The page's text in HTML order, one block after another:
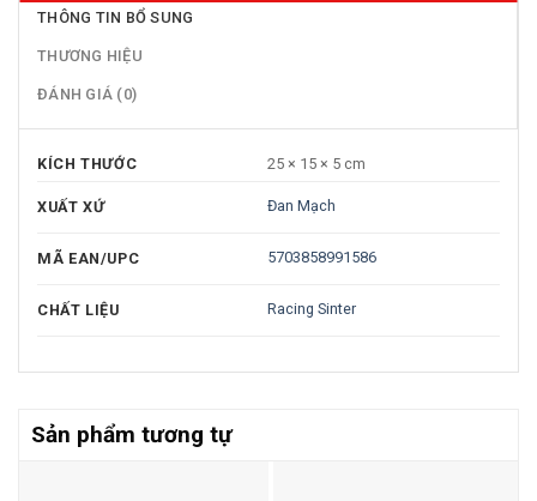
THÔNG TIN BỔ SUNG
THƯƠNG HIỆU
ĐÁNH GIÁ (0)
KÍCH THƯỚC 25 × 15 × 5 cm
XUẤT XỨ Đan Mạch
MÃ EAN/UPC 5703858991586
CHẤT LIỆU Racing Sinter
Sản phẩm tương tự